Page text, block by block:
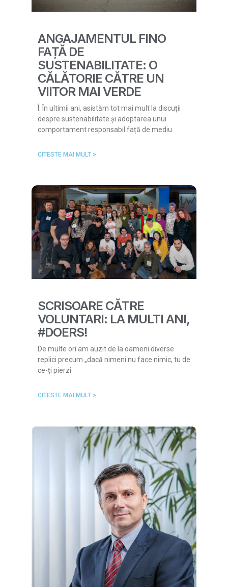
ANGAJAMENTUL FINO
FAȚĂ DE
SUSTENABILITATE: O
CĂLĂTORIE CĂTRE UN
VIITOR MAI VERDE
Î: În ultimii ani, asistăm tot mai mult la discuții
despre sustenabilitate și adoptarea unui
comportament responsabil față de mediu.
CITESTE MAI MULT >
SCRISOARE CĂTRE
VOLUNTARI: LA MULTI ANI,
#DOERS!
De multe ori am auzit de la oameni diverse
replici precum „dacă nimeni nu face nimic, tu de
ce-ți pierzi
CITESTE MAI MULT >